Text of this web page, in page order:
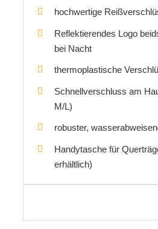
hochwertige
Reflektierendes Logo
bei Nacht
thermoplastische
Schnellverschluss am
M/L)
robuster,
Handytasche für
erhältlich)